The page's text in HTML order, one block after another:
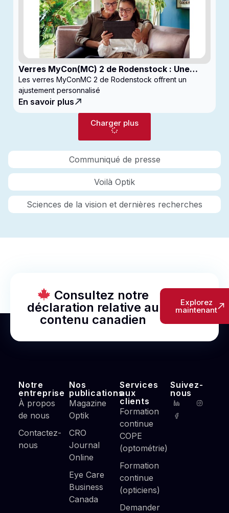
Communiqué de presse
Voilà Optik
Sciences de la vision et dernières recherches
Verres MyCon(MC) 2 de Rodenstock : Une
nouvelle génération de verres pour
enfantsconçus pour le contrôle de la myopie
Les verres MyConMC 2 de Rodenstock offrent un
ajustement personnalisé
En savoir plus
Charger plus
Consultez notre
déclaration relative au
contenu canadien
Explorez
maintenant
Notre
entreprise
À propos
de nous
Contactez-
nous
Nos
publications
Magazine
Optik
CRO
Journal
Online
Eye Care
Business
Canada
Services
aux
clients
Formation
continue
COPE
(optométrie)
Formation
continue
(opticiens)
Demander
Suivez-
nous